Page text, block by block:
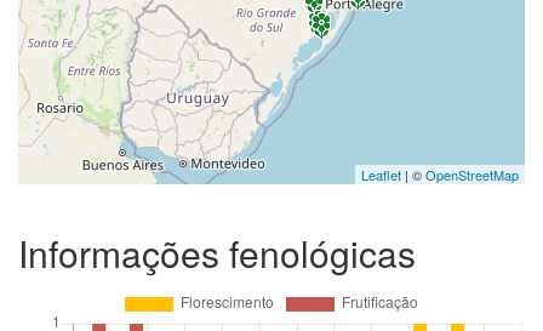
Leaflet | ©OpenStreetMap
Informações fenológicas